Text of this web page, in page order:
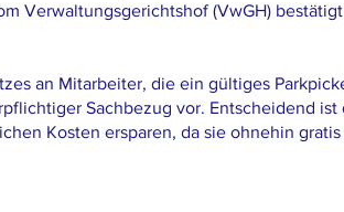
Verwaltungsgerichtshof (VwGH)
an Mitarbeiter, die ein gültiges
Sachbezug vor. Entscheidend ist
Kosten ersparen, da sie ohnehin